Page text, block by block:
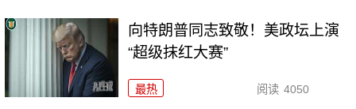
向特朗普同志致敬！美政坛上演
“超级抹红大赛”
最热 阅读 4050